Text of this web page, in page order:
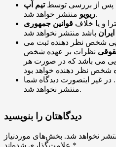
پس از بررسی توسطتیم اَپ
ریویومنتشر خواهد شد.
و یا خلاف قوانین جمهوری
پی شخص نظر دهنده ثبت می
نظرات بر عهده شخص
می باشد که در صورت هر
در غیر اینصورت دیدگاه شما
منتشر نخواهد شد.
دیدگاهتان را بنویسید
نخواهد شد. بخش‌های موردنیاز
*